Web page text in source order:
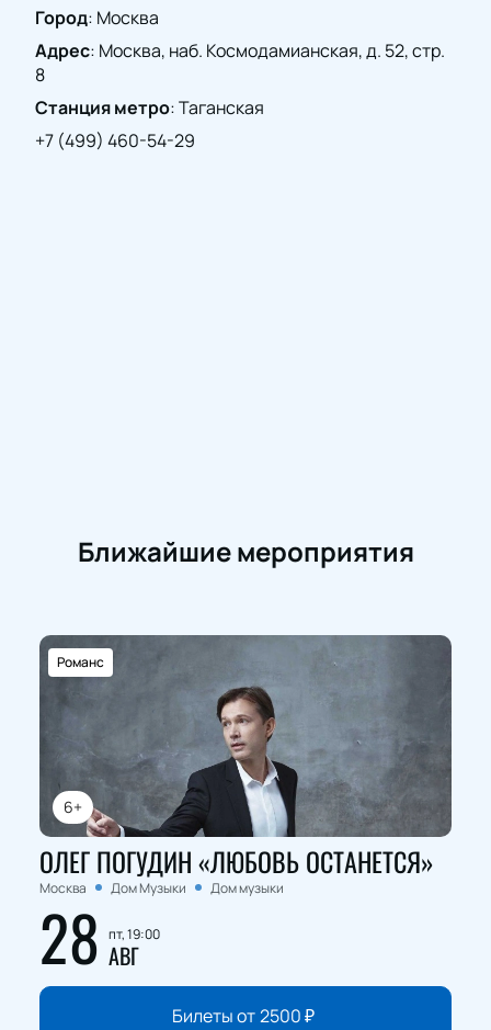
Город: Москва
Адрес: Москва, наб. Космодамианская, д. 52, стр.
8
Станция метро:Таганская
+7 (499) 460-54-29
Ближайшие мероприятия
6+
Романс
ОЛЕГ ПОГУДИН «ЛЮБОВЬ ОСТАНЕТСЯ»
Москва Дом Музыки Дом музыки
28 пт, 19:00
АВГ
Билеты от2500₽